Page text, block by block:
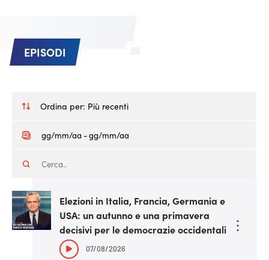
EPISODI
Ordina per: Più recenti
Elezioni in Italia, Francia, Germania e
USA: un autunno e una primavera
decisivi per le democrazie occidentali
07/08/2026